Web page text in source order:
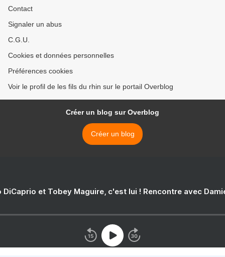
Contact
Signaler un abus
C.G.U.
Cookies et données personnelles
Préférences cookies
Voir le profil de les fils du rhin sur le portail Overblog
Créer un blog sur Overblog
Créer un blog
DiCaprio et Tobey Maguire, c'est lui ! Rencontre avec